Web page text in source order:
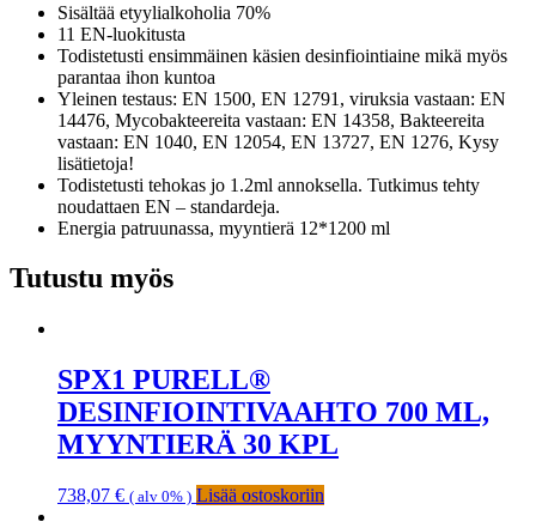
määrä
Sisältää etyylialkoholia 70%
11 EN-luokitusta
Todistetusti ensimmäinen käsien desinfiointiaine mikä myös
parantaa ihon kuntoa
Yleinen testaus: EN 1500, EN 12791, viruksia vastaan: EN
14476, Mycobakteereita vastaan: EN 14358, Bakteereita
vastaan: EN 1040, EN 12054, EN 13727, EN 1276, Kysy
lisätietoja!
Todistetusti tehokas jo 1.2ml annoksella. Tutkimus tehty
noudattaen EN – standardeja.
Energia patruunassa, myyntierä 12*1200 ml
Tutustu myös
SPX1 PURELL®
DESINFIOINTIVAAHTO 700 ML,
MYYNTIERÄ 30 KPL
738,07 € ( alv 0% ) Lisää ostoskoriin